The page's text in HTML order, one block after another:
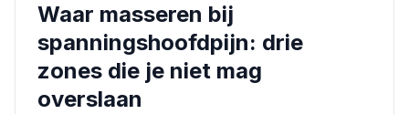
Waar masseren bij
spanningshoofdpijn: drie
zones die je niet mag
overslaan